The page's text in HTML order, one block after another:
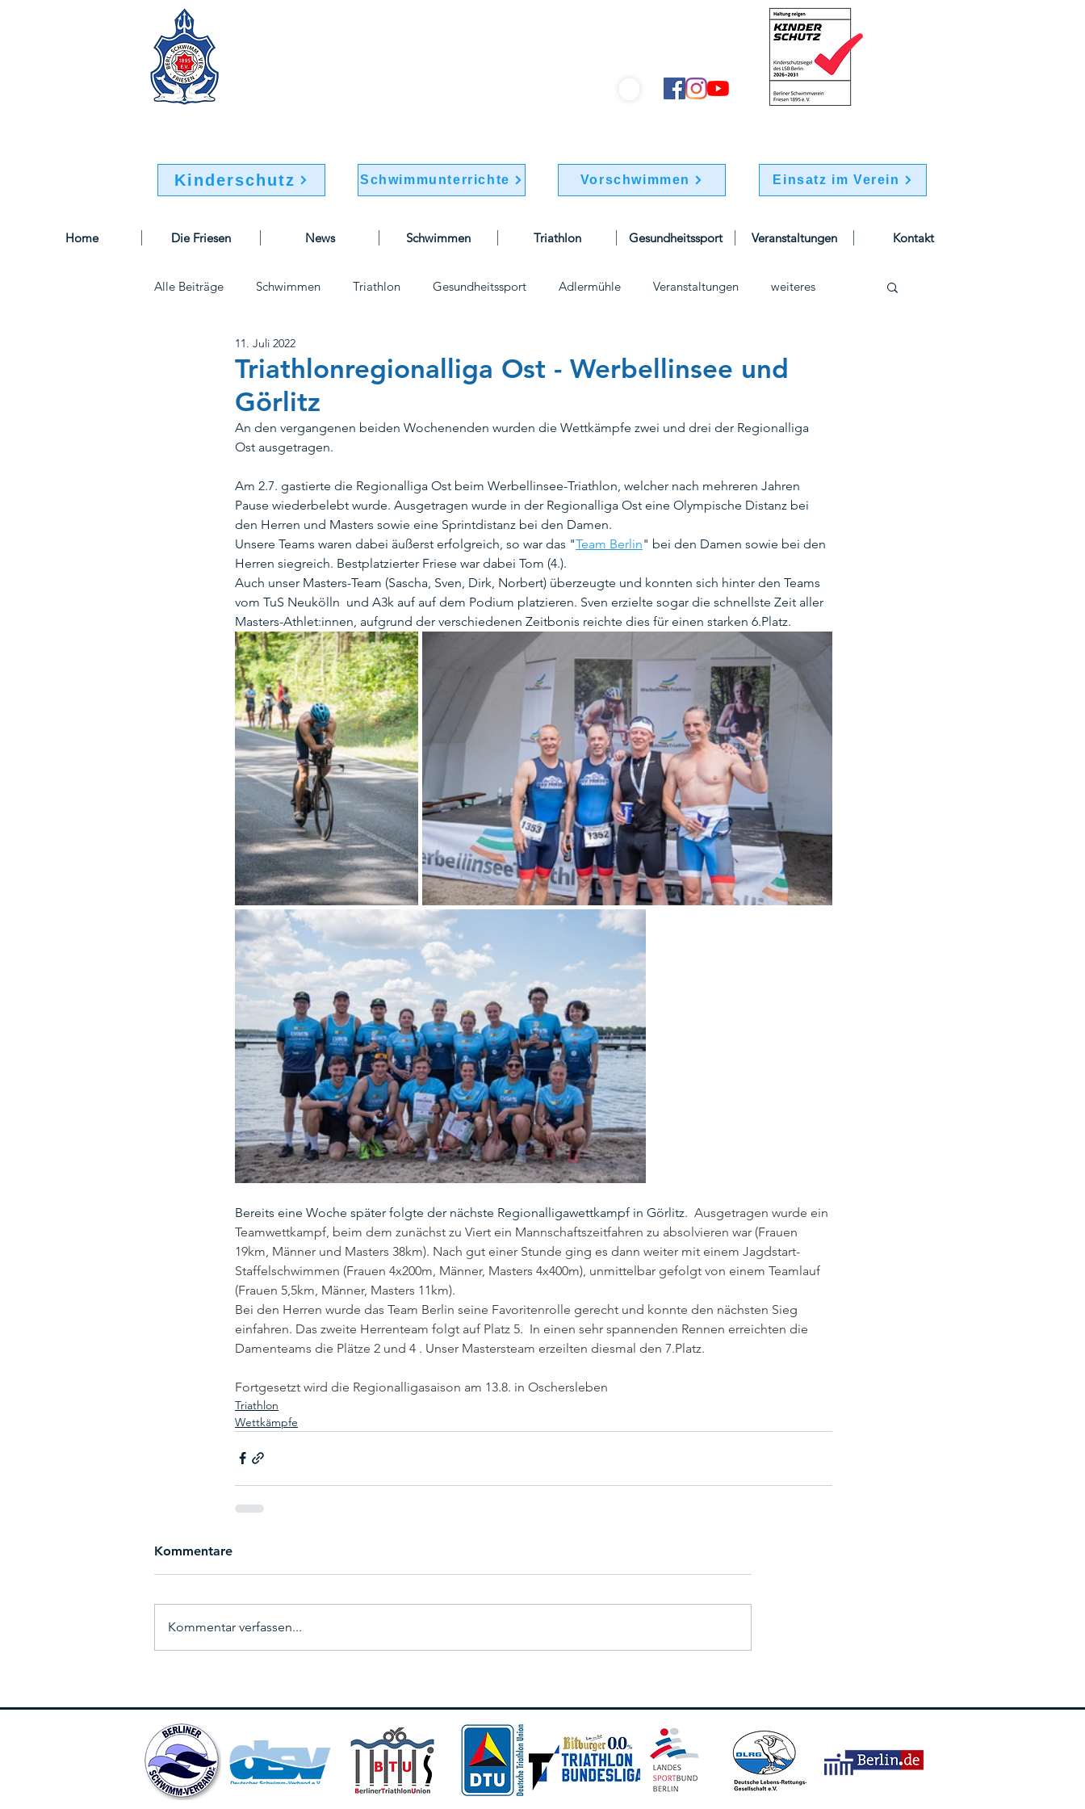
Kinderschutz Schwimmunterrichte Vorschwimmen Einsatz im Verein
Alle Beiträge Schwimmen Triathlon Gesundheitssport Adlermühle Veranstaltungen weiteres
Sportausschuss
Kombibad Mariendorf
Team Berlin Triathlon Rettungsschwimmen Masters Kooperation SG Steglitz Trikids
Weihnachten Ehrenmatskarte Ehrenamtskarte Kinderschutz Kinderrechte Sommerfest
Kombibad Gropiusstadt
Triathlonregionalliga Ost - Werbellinsee und
Görlitz
11. Juli 2022
An den vergangenen beiden Wochenenden wurden die Wettkämpfe zwei und drei der Regionalliga
Ost ausgetragen.
Am 2.7. gastierte die Regionalliga Ost beim Werbellinsee-Triathlon, welcher nach mehreren Jahren
Pause wiederbelebt wurde. Ausgetragen wurde in der Regionalliga Ost eine Olympische Distanz bei
den Herren und Masters sowie eine Sprintdistanz bei den Damen.
Unsere Teams waren dabei äußerst erfolgreich, so war das "Team Berlin" bei den Damen sowie bei den
Herren siegreich. Bestplatzierter Friese war dabei Tom (4.).
Auch unser Masters-Team (Sascha, Sven, Dirk, Norbert) überzeugte und konnten sich hinter den Teams
vom TuS Neukölln  und A3k auf auf dem Podium platzieren. Sven erzielte sogar die schnellste Zeit aller
Masters-Athlet:innen, aufgrund der verschiedenen Zeitbonis reichte dies für einen starken 6.Platz.
Bereits eine Woche später folgte der nächste Regionalligawettkampf in Görlitz. Ausgetragen wurde ein
Teamwettkampf, beim dem zunächst zu Viert ein Mannschaftszeitfahren zu absolvieren war (Frauen
19km, Männer und Masters 38km). Nach gut einer Stunde ging es dann weiter mit einem Jagdstart-
Staffelschwimmen (Frauen 4x200m, Männer, Masters 4x400m), unmittelbar gefolgt von einem Teamlauf
(Frauen 5,5km, Männer, Masters 11km).
Bei den Herren wurde das Team Berlin seine Favoritenrolle gerecht und konnte den nächsten Sieg
einfahren. Das zweite Herrenteam folgt auf Platz 5.  In einen sehr spannenden Rennen erreichten die
Damenteams die Plätze 2 und 4 . Unser Mastersteam erzeilten diesmal den 7.Platz.
Fortgesetzt wird die Regionalligasaison am 13.8. in Oschersleben
Triathlon
Wettkämpfe
Kommentare
Kommentar verfassen...
Home Die Friesen News Schwimmen Triathlon Gesundheitssport Veranstaltungen Kontakt